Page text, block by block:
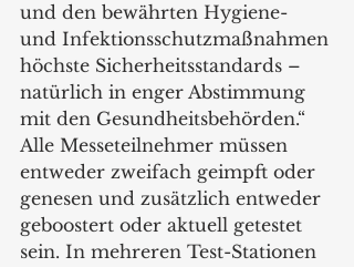
und den bewährten Hygiene-
und Infektionsschutzmaßnahmen
höchste Sicherheitsstandards –
natürlich in enger Abstimmung
mit den Gesundheitsbehörden.“
Alle Messeteilnehmer müssen
entweder zweifach geimpft oder
genesen und zusätzlich entweder
geboostert oder aktuell getestet
sein. In mehreren Test-Stationen